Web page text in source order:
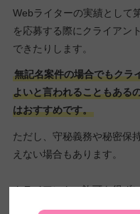
Webライターの実績として
を応募する際にクライアン
できたりします。
無記名案件の場合でもクラ
よいと言われることもある
はおすすめです。
ただし、守秘義務や秘密保
えない場合もあります。
クライアントの許可を得ず
反になるので注意してくだ